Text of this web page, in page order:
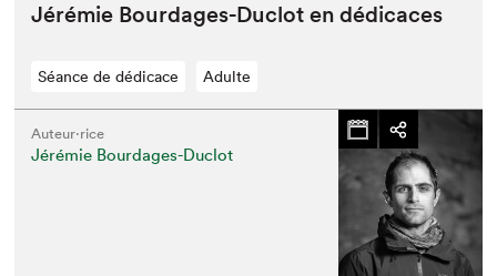
Jérémie Bourdages-Duclot en dédicaces
Séance de dédicace Adulte
Auteur·rice
Jérémie Bourdages-Duclot